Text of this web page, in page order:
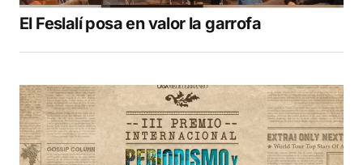
El Feslalí posa en valor la garrofa